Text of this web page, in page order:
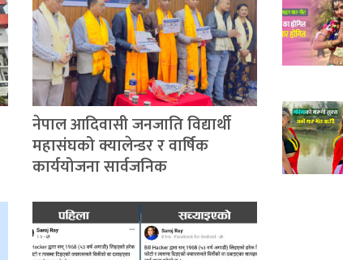
नेपाल आदिवासी जनजाति विद्यार्थी
महासंघको क्यालेन्डर र वार्षिक
कार्ययोजना सार्वजनिक